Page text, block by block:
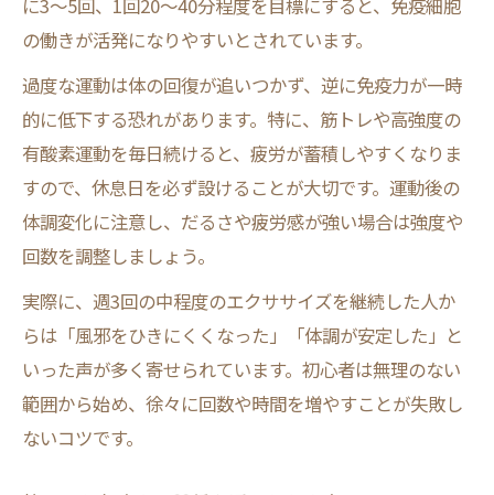
に3〜5回、1回20〜40分程度を目標にすると、免疫細胞
の働きが活発になりやすいとされています。
過度な運動は体の回復が追いつかず、逆に免疫力が一時
的に低下する恐れがあります。特に、筋トレや高強度の
有酸素運動を毎日続けると、疲労が蓄積しやすくなりま
すので、休息日を必ず設けることが大切です。運動後の
体調変化に注意し、だるさや疲労感が強い場合は強度や
回数を調整しましょう。
実際に、週3回の中程度のエクササイズを継続した人か
らは「風邪をひきにくくなった」「体調が安定した」と
いった声が多く寄せられています。初心者は無理のない
範囲から始め、徐々に回数や時間を増やすことが失敗し
ないコツです。